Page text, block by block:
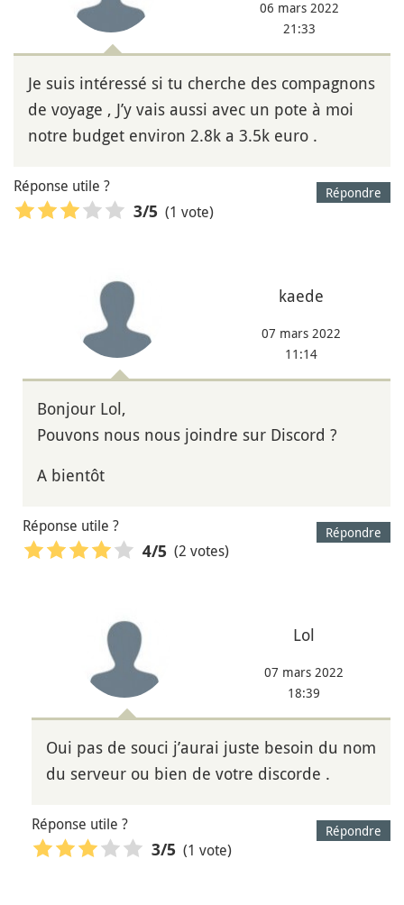
06 mars 2022
21:33
Je suis intéressé si tu cherche des compagnons
de voyage , J’y vais aussi avec un pote à moi
notre budget environ 2.8k a 3.5k euro .
Répondre
Réponse utile ?
3/5 (1 vote)
kaede
07 mars 2022
11:14
Bonjour Lol,
Pouvons nous nous joindre sur Discord ?
A bientôt
Répondre
Réponse utile ?
4/5 (2 votes)
Lol
07 mars 2022
18:39
Oui pas de souci j’aurai juste besoin du nom
du serveur ou bien de votre discorde .
Répondre
Réponse utile ?
3/5 (1 vote)